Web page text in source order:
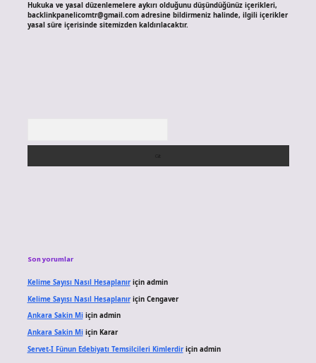
Hukuka ve yasal düzenlemelere aykırı olduğunu düşündüğünüz içerikleri,
backlinkpanelicomtr@gmail.comadresine bildirmeniz halinde, ilgili içerikler
yasal süre içerisinde sitemizden kaldırılacaktır.
Son yorumlar
Kelime Sayısı Nasıl Hesaplanıriçin admin
Kelime Sayısı Nasıl Hesaplanıriçin Cengaver
Ankara Sakin Miiçin admin
Ankara Sakin Miiçin Karar
Servet-I Fünun Edebiyatı Temsilcileri Kimlerdiriçin admin